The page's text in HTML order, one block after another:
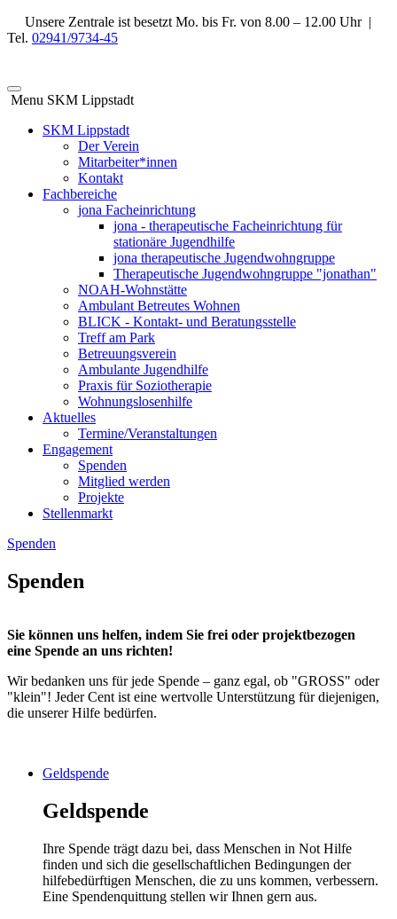
Unsere Zentrale ist besetzt Mo. bis Fr. von 8.00 – 12.00 Uhr |
Tel. 02941/9734-45
Menu SKM Lippstadt
SKM Lippstadt
Der Verein
Mitarbeiter*innen
Kontakt
Fachbereiche
jona Facheinrichtung
jona - therapeutische Facheinrichtung für
stationäre Jugendhilfe
jona therapeutische Jugendwohngruppe
Therapeutische Jugendwohngruppe "jonathan"
NOAH-Wohnstätte
Ambulant Betreutes Wohnen
BLICK - Kontakt- und Beratungsstelle
Treff am Park
Betreuungsverein
Ambulante Jugendhilfe
Praxis für Soziotherapie
Wohnungslosenhilfe
Aktuelles
Termine/Veranstaltungen
Engagement
Spenden
Mitglied werden
Projekte
Stellenmarkt
Spenden
Spenden
Sie können uns helfen, indem Sie frei oder projektbezogen
eine Spende an uns richten!
Wir bedanken uns für jede Spende – ganz egal, ob "GROSS" oder
"klein"! Jeder Cent ist eine wertvolle Unterstützung für diejenigen,
die unserer Hilfe bedürfen.
Geldspende
Geldspende
Ihre Spende trägt dazu bei, dass Menschen in Not Hilfe
finden und sich die gesellschaftlichen Bedingungen der
hilfebedürftigen Menschen, die zu uns kommen, verbessern.
Eine Spendenquittung stellen wir Ihnen gern aus.